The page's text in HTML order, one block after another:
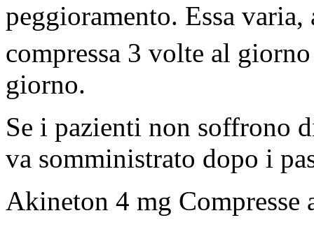
peggioramento. Essa
compressa 3 volte al
giorno.
Se i pazienti non soffrono
va somministrato dopo i
Akineton 4 mg Compresse